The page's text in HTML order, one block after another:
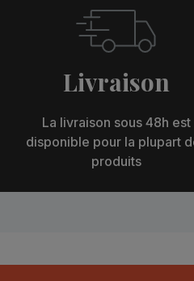
Livraison
La livraison sous 48h est
disponible pour la plupart
produits